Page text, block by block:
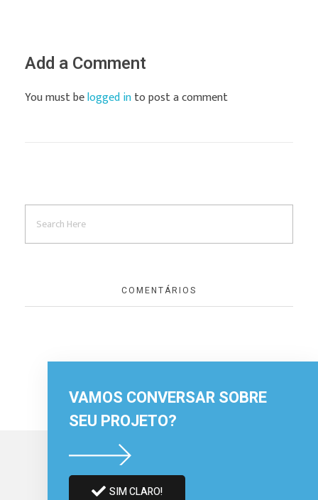
Add a Comment
You must belogged into post a comment
COMENTÁRIOS
VAMOS CONVERSAR SOBRE
SEU PROJETO?
SIM CLARO!